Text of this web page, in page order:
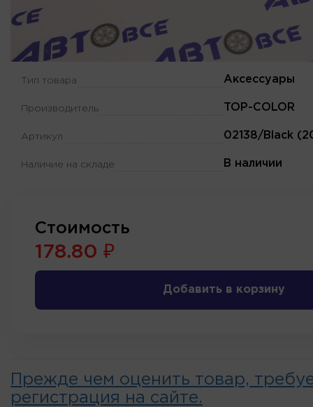
Тип товара Аксессуары
Производитель TOP-COLOR
Артикул 02138/Black
Наличие на складе В наличии
Стоимость
178.80 ₽
Добавить в корзину
Прежде чем оценить товар,
регистрация на сайте.